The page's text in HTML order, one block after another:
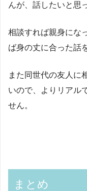
んが、話したいと思
相談すれば親身にな
ば身の丈に合った話
また同世代の友人に
いので、よりリアル
せん。
まとめ